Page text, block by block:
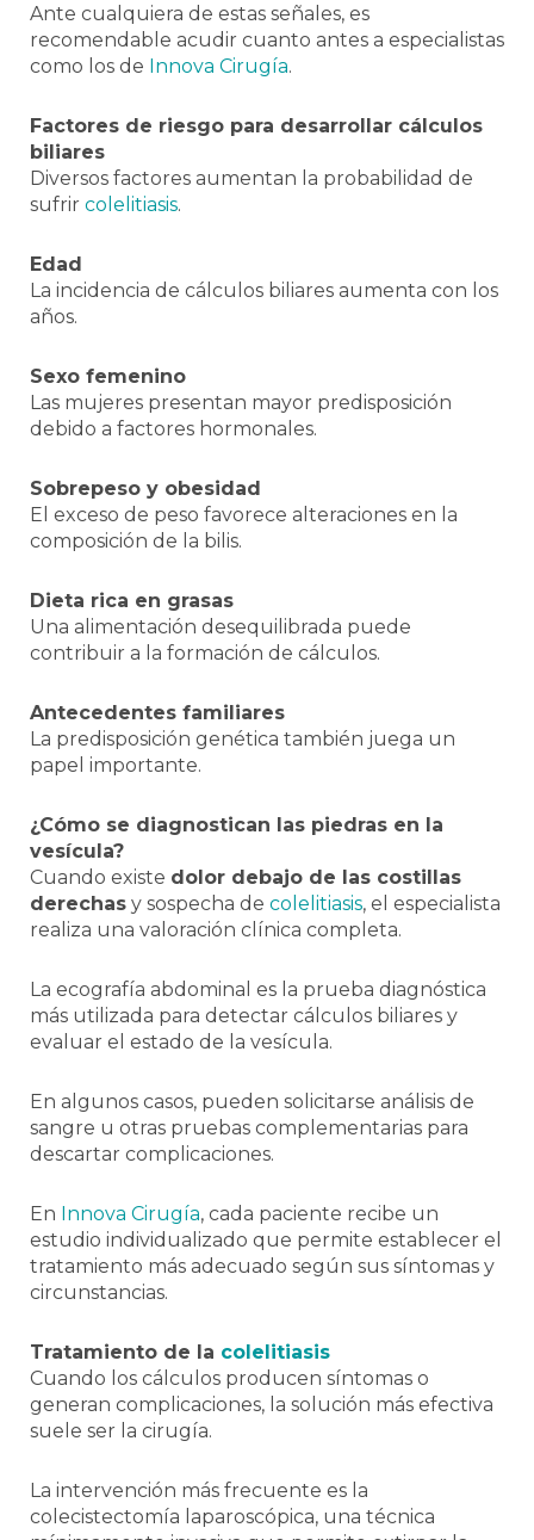
Ante cualquiera de estas señales, es
recomendable acudir cuanto antes a especialistas
como los de Innova Cirugía.
Factores de riesgo para desarrollar cálculos
biliares
Diversos factores aumentan la probabilidad de
sufrir colelitiasis.
Edad
La incidencia de cálculos biliares aumenta con los
años.
Sexo femenino
Las mujeres presentan mayor predisposición
debido a factores hormonales.
Sobrepeso y obesidad
El exceso de peso favorece alteraciones en la
composición de la bilis.
Dieta rica en grasas
Una alimentación desequilibrada puede
contribuir a la formación de cálculos.
Antecedentes familiares
La predisposición genética también juega un
papel importante.
¿Cómo se diagnostican las piedras en la
vesícula?
Cuando existe dolor debajo de las costillas
derechas y sospecha de colelitiasis, el especialista
realiza una valoración clínica completa.
La ecografía abdominal es la prueba diagnóstica
más utilizada para detectar cálculos biliares y
evaluar el estado de la vesícula.
En algunos casos, pueden solicitarse análisis de
sangre u otras pruebas complementarias para
descartar complicaciones.
En Innova Cirugía, cada paciente recibe un
estudio individualizado que permite establecer el
tratamiento más adecuado según sus síntomas y
circunstancias.
Tratamiento de la colelitiasis
Cuando los cálculos producen síntomas o
generan complicaciones, la solución más efectiva
suele ser la cirugía.
La intervención más frecuente es la
colecistectomía laparoscópica, una técnica